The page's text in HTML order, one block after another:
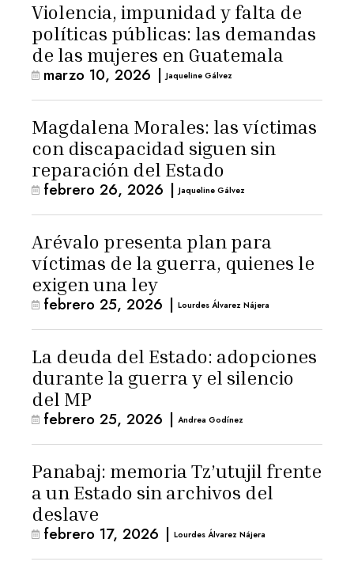
Violencia, impunidad y falta de
políticas públicas: las demandas
de las mujeres en Guatemala
marzo 10, 2026 | Jaqueline Gálvez
Magdalena Morales: las víctimas
con discapacidad siguen sin
reparación del Estado
febrero 26, 2026 | Jaqueline Gálvez
Arévalo presenta plan para
víctimas de la guerra, quienes le
exigen una ley
febrero 25, 2026 | Lourdes Álvarez Nájera
La deuda del Estado: adopciones
durante la guerra y el silencio
del MP
febrero 25, 2026 | Andrea Godínez
Panabaj: memoria Tz’utujil frente
a un Estado sin archivos del
deslave
febrero 17, 2026 | Lourdes Álvarez Nájera